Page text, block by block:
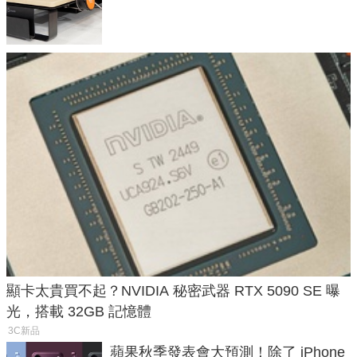
顯卡太貴買不起？NVIDIA 秘密武器 RTX 5090 SE 曝
光，搭載 32GB 記憶體
3C新品
蘋果秋季發表會大預測！除了 iPhone